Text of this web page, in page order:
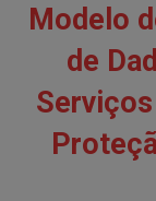
Modelo
de